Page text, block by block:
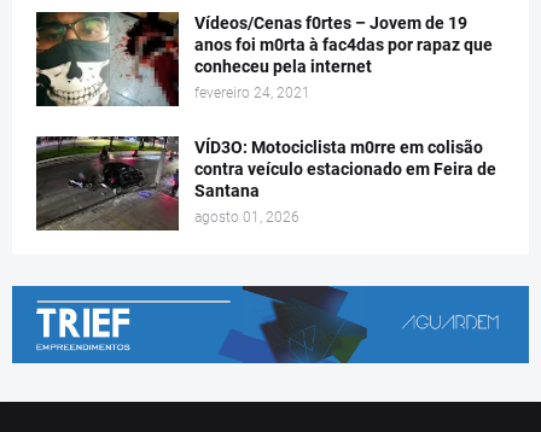
Vídeos/Cenas f0rtes – Jovem de 19
anos foi m0rta à fac4das por rapaz que
conheceu pela internet
fevereiro 24, 2021
VÍD3O: Motociclista m0rre em colisão
contra veículo estacionado em Feira de
Santana
agosto 01, 2026